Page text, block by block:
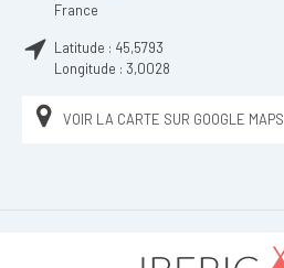
France
Latitude : 45,5793
Longitude : 3,0028
VOIR LA CARTE SUR GOOGLE MAPS